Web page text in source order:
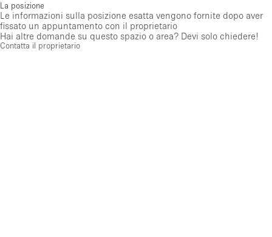
La posizione
Le informazioni sulla posizione esatta vengono fornite dopo aver
fissato un appuntamento con il proprietario
Hai altre domande su questo spazio o area? Devi solo chiedere!
Contatta il proprietario